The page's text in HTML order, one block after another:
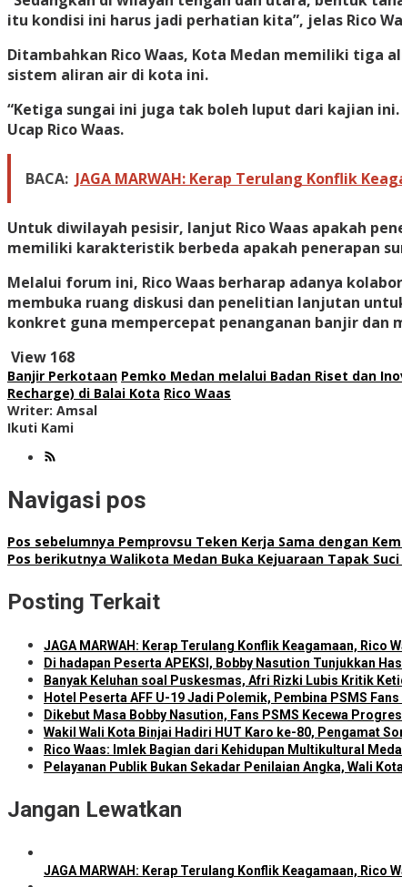
itu kondisi ini harus jadi perhatian kita”, jelas Rico
Ditambahkan Rico Waas, Kota Medan memiliki tiga
sistem aliran air di kota ini.
“Ketiga sungai ini juga tak boleh luput dari kajian
Ucap Rico Waas.
BACA: JAGA MARWAH: Kerap Terulang Konflik
Untuk diwilayah pesisir, lanjut Rico Waas apakah
memiliki karakteristik berbeda apakah penerapan
Melalui forum ini, Rico Waas berharap adanya
membuka ruang diskusi dan penelitian lanjutan
konkret guna mempercepat penanganan banjir dan
View 168
Banjir Perkotaan Pemko Medan melalui Badan Riset dan
Recharge) di Balai Kota Rico Waas
Writer: Amsal
Ikuti Kami
Navigasi pos
Pos sebelumnya Pemprovsu Teken Kerja Sama dengan
Pos berikutnya Walikota Medan Buka Kejuaraan Tapak
Posting Terkait
JAGA MARWAH: Kerap Terulang Konflik Keagamaan, Rico
Di hadapan Peserta APEKSI, Bobby Nasution Tunjukkan
Banyak Keluhan soal Puskesmas, Afri Rizki Lubis Kritik
Hotel Peserta AFF U-19 Jadi Polemik, Pembina PSMS
Dikebut Masa Bobby Nasution, Fans PSMS Kecewa
Wakil Wali Kota Binjai Hadiri HUT Karo ke-80, Pengamat
Rico Waas: Imlek Bagian dari Kehidupan Multikultural
Pelayanan Publik Bukan Sekadar Penilaian Angka, Wali
Jangan Lewatkan
JAGA MARWAH: Kerap Terulang Konflik Keagamaan, Rico